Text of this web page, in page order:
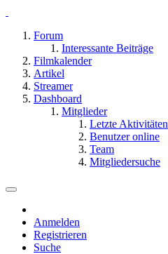
Forum
Interessante Beiträge
Filmkalender
Artikel
Streamer
Dashboard
Mitglieder
Letzte Aktivitäten
Benutzer online
Team
Mitgliedersuche
Anmelden
Registrieren
Suche